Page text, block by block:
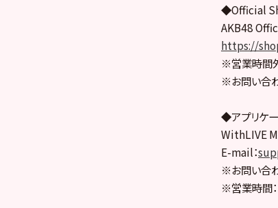
◆Official
AKB48
https://
※営業時間
※お問い合
◆アプリケ
WithLIVE
E-mail：
※お問い合
※営業時間：